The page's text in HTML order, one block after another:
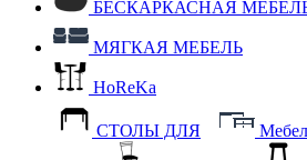
БЕСКАРКАСНАЯ
МЯГКАЯ МЕБЕЛЬ
HoReKa
СТОЛЫ ДЛЯ